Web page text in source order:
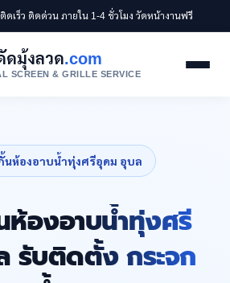
ดเร็ว ติดด่วน ภายใน 1-4 ชั่วโมง วัดหน้างานฟรี
ดมุ้งลวด.com
SCREEN & GRILLE SERVICE
นห้องอาบน้ำทุ่งศรีอุดม อุบล
ห้องอาบน้ำทุ่งศรี
รับติดตั้ง กระจก